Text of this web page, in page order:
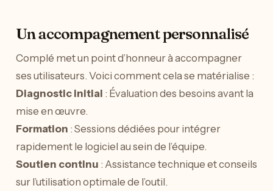
Un accompagnement personnalisé
Complé met un point d’honneur à accompagner
ses utilisateurs. Voici comment cela se matérialise :
Diagnostic initial : Évaluation des besoins avant la
mise en œuvre.
Formation : Sessions dédiées pour intégrer
rapidement le logiciel au sein de l’équipe.
Soutien continu : Assistance technique et conseils
sur l’utilisation optimale de l’outil.